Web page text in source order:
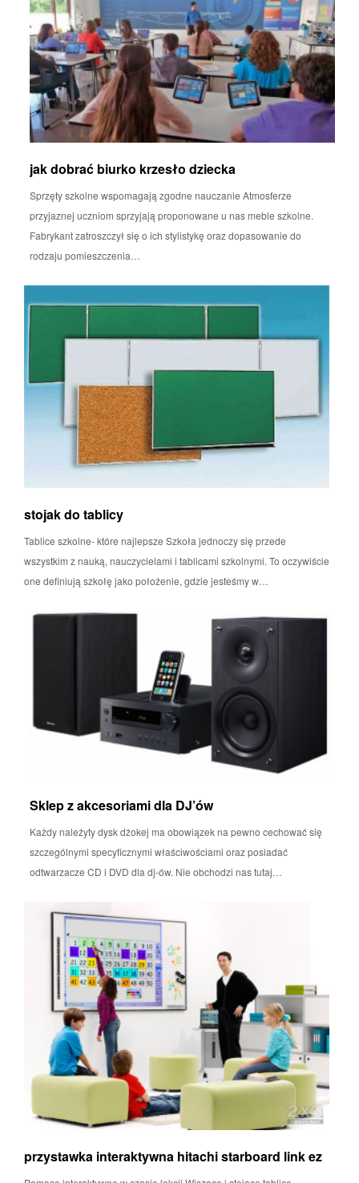
jak dobrać biurko krzesło dziecka
Sprzęty szkolne wspomagają zgodne nauczanie Atmosferze
przyjaznej uczniom sprzyjają proponowane u nas meble szkolne.
Fabrykant zatroszczył się o ich stylistykę oraz dopasowanie do
rodzaju pomieszczenia…
stojak do tablicy
Tablice szkolne- które najlepsze Szkoła jednoczy się przede
wszystkim z nauką, nauczycielami i tablicami szkolnymi. To oczywiście
one definiują szkołę jako położenie, gdzie jesteśmy w…
Sklep z akcesoriami dla DJ’ów
Każdy należyty dysk dżokej ma obowiązek na pewno cechować się
szczególnymi specyficznymi właściwościami oraz posiadać
odtwarzacze CD i DVD dla dj-ów. Nie obchodzi nas tutaj…
przystawka interaktywna hitachi starboard link ez